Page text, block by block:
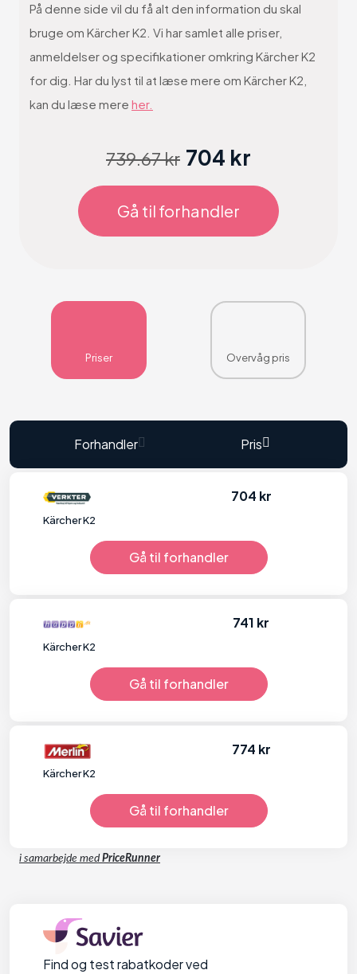
På denne side vil du få alt den information du skal
bruge om Kärcher K2. Vi har samlet alle priser,
anmeldelser og specifikationer omkring Kärcher K2
for dig. Har du lyst til at læse mere om Kärcher K2,
kan du læse mere her.
739.67 kr 704 kr
Gå til forhandler
Priser Overvåg pris
Forhandler Pris
Kärcher K2
704 kr
Gå til forhandler
Kärcher K2
741 kr
Gå til forhandler
Kärcher K2
774 kr
Gå til forhandler
i samarbejde med PriceRunner
Find og test rabatkoder ved